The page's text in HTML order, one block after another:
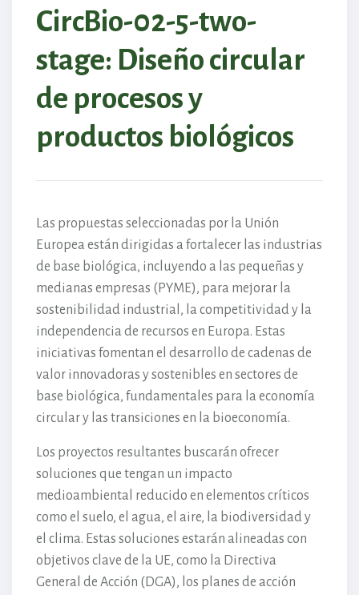
CircBio-02-5-two-
stage: Diseño circular
de procesos y
productos biológicos
Las propuestas seleccionadas por la Unión
Europea están dirigidas a fortalecer las industrias
de base biológica, incluyendo a las pequeñas y
medianas empresas (PYME), para mejorar la
sostenibilidad industrial, la competitividad y la
independencia de recursos en Europa. Estas
iniciativas fomentan el desarrollo de cadenas de
valor innovadoras y sostenibles en sectores de
base biológica, fundamentales para la economía
circular y las transiciones en la bioeconomía.
Los proyectos resultantes buscarán ofrecer
soluciones que tengan un impacto
medioambiental reducido en elementos críticos
como el suelo, el agua, el aire, la biodiversidad y
el clima. Estas soluciones estarán alineadas con
objetivos clave de la UE, como la Directiva
General de Acción (DGA), los planes de acción